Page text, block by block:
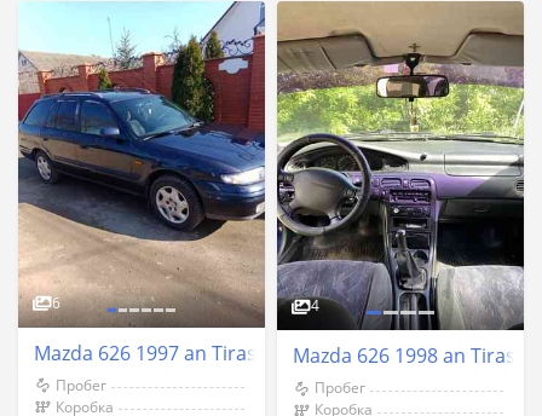
6
Mazda 626 1997 an Tiraspol
Пробег
Коробка
4
Mazda 626 1998 an
Пробег
Коробка